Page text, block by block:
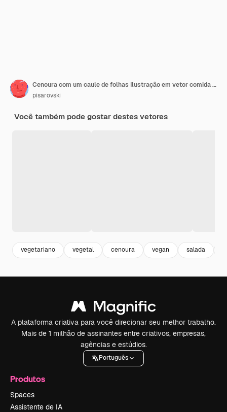
Cenoura com um caule de folhas Ilustração em vetor comida vegetariana saudável
pisarovski
Você também pode gostar destes vetores
vegetariano vegetal cenoura vegan salada
A plataforma criativa para você direcionar seu melhor trabalho.
Mais de 1 milhão de assinantes entre criativos, empresas,
agências e estúdios.
Português
Produtos
Spaces
Assistente de IA